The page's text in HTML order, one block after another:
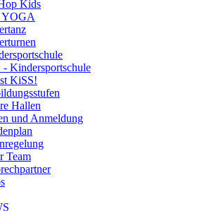
Kids
YOGA
- Kindersportschule
KiSS!
Hallen
und Anmeldung
Team